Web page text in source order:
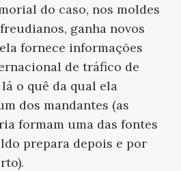
do caso, nos moldes
ganha novos
fornece informações
de tráfico de
o quê da qual ela
dos mandantes (as
formam uma das fontes
prepara depois e por